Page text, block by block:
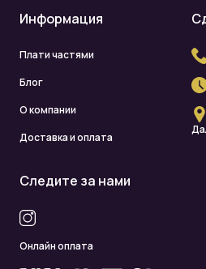
Информация
Плати частями
Блог
О компании
Доставка и оплата
Следите за нами
Онлайн оплата